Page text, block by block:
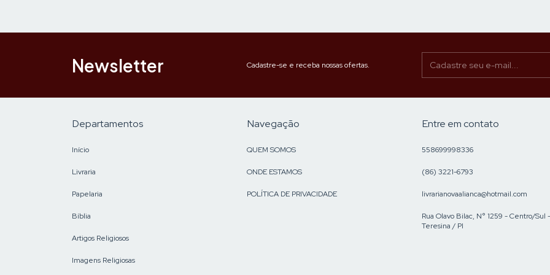
Newsletter Cadastre-se e receba nossas ofertas.
Departamentos
Início
Livraria
Papelaria
Bíblia
Artigos Religiosos
Imagens Religiosas
Navegação
QUEM SOMOS
ONDE ESTAMOS
POLÍTICA DE PRIVACIDADE
Entre em contato
558699998336
(86) 3221-6793
livrarianovaalianca@hotmail.com
Rua Olavo Bilac, N° 1259 - Centro/Sul -
Teresina / PI